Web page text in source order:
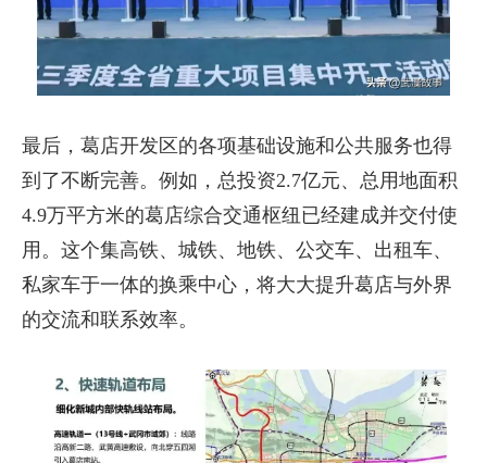
最后，葛店开发区的各项基础设施和公共服务也得
到了不断完善。例如，总投资2.7亿元、总用地面积
4.9万平方米的葛店综合交通枢纽已经建成并交付使
用。这个集高铁、城铁、地铁、公交车、出租车、
私家车于一体的换乘中心，将大大提升葛店与外界
的交流和联系效率。